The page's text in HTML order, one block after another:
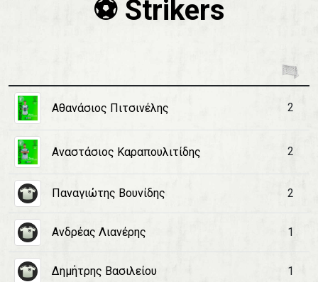
⚽️ Strikers
Αθανάσιος Πιτσινέλης 2
Αναστάσιος Καραπουλιτίδης 2
Παναγιώτης Βουνίδης 2
Ανδρέας Λιανέρης 1
Δημήτρης Βασιλείου 1